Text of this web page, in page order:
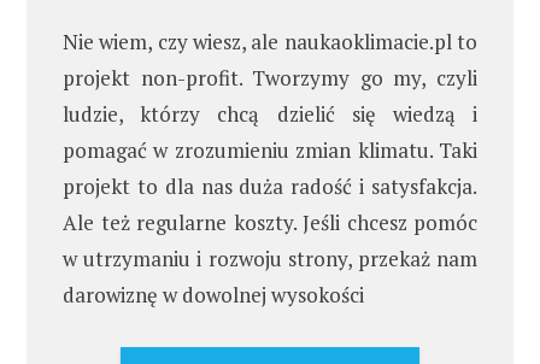
Nie wiem, czy wiesz, ale naukaoklimacie.pl to
projekt non-profit. Tworzymy go my, czyli
ludzie, którzy chcą dzielić się wiedzą i
pomagać w zrozumieniu zmian klimatu. Taki
projekt to dla nas duża radość i satysfakcja.
Ale też regularne koszty. Jeśli chcesz pomóc
w utrzymaniu i rozwoju strony, przekaż nam
darowiznę w dowolnej wysokości